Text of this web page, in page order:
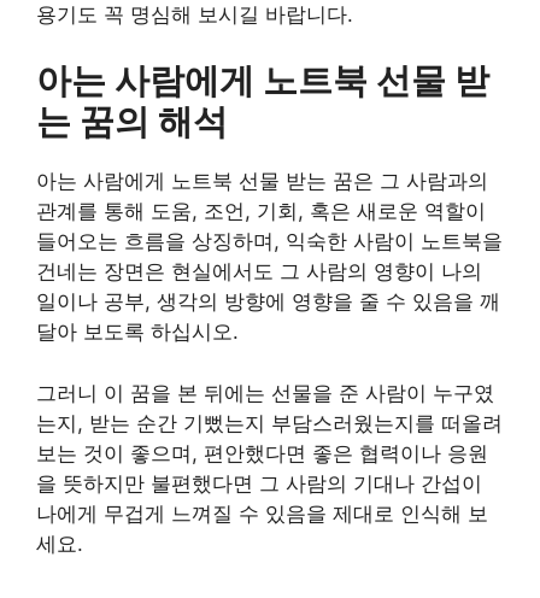
용기도 꼭 명심해 보시길 바랍니다.
아는 사람에게 노트북 선물 받
는 꿈의 해석
아는 사람에게 노트북 선물 받는 꿈은 그 사람과의
관계를 통해 도움, 조언, 기회, 혹은 새로운 역할이
들어오는 흐름을 상징하며, 익숙한 사람이 노트북을
건네는 장면은 현실에서도 그 사람의 영향이 나의
일이나 공부, 생각의 방향에 영향을 줄 수 있음을 깨
달아 보도록 하십시오.
그러니 이 꿈을 본 뒤에는 선물을 준 사람이 누구였
는지, 받는 순간 기뻤는지 부담스러웠는지를 떠올려
보는 것이 좋으며, 편안했다면 좋은 협력이나 응원
을 뜻하지만 불편했다면 그 사람의 기대나 간섭이
나에게 무겁게 느껴질 수 있음을 제대로 인식해 보
세요.